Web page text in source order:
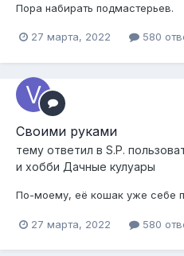
Пора набирать подмастерьев.
27 марта, 2022 580
Своими руками
тему ответил в S.P.
и хобби Дачные кулуары
По-моему, её кошак уже себе
27 марта, 2022 580